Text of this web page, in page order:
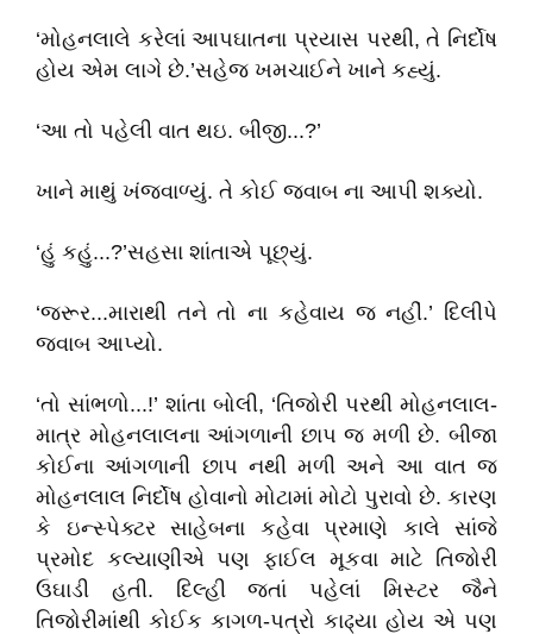
‘મોહનલાલે કરેલાં આપઘાતના પ્રયાસ પરથી, તે નિર્દોષ
હોય એમ લાગે છે.’સહેજ ખમચાઈને ખાને કહ્યું.
‘આ તો પહેલી વાત થઇ. બીજી...?’
ખાને માથું ખંજવાળ્યું. તે કોઈ જવાબ ના આપી શક્યો.
‘હું કહું...?’સહસા શાંતાએ પૂછ્યું.
‘જરૂર...મારાથી તને તો ના કહેવાય જ નહીં.’ દિલીપે
જવાબ આપ્યો.
‘તો સાંભળો...!’ શાંતા બોલી, ‘તિજોરી પરથી મોહનલાલ-
માત્ર મોહનલાલના આંગળાની છાપ જ મળી છે. બીજા
કોઈના આંગળાની છાપ નથી મળી અને આ વાત જ
મોહનલાલ નિર્દોષ હોવાનો મોટામાં મોટો પુરાવો છે. કારણ
કે ઇન્સ્પેક્ટર સાહેબના કહેવા પ્રમાણે કાલે સાંજે
પ્રમોદ કલ્યાણીએ પણ ફાઈલ મૂકવા માટે તિજોરી
ઉઘાડી હતી. દિલ્હી જતાં પહેલાં મિસ્ટર જૈને
તિજોરીમાંથી કોઈક કાગળ-પત્રો કાઢ્યા હોય એ પણ